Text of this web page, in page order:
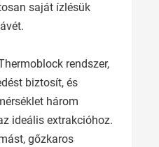
saját ízlésük
rendszer,
biztosít, és
három
ideális extrakcióhoz.
gőzkaros